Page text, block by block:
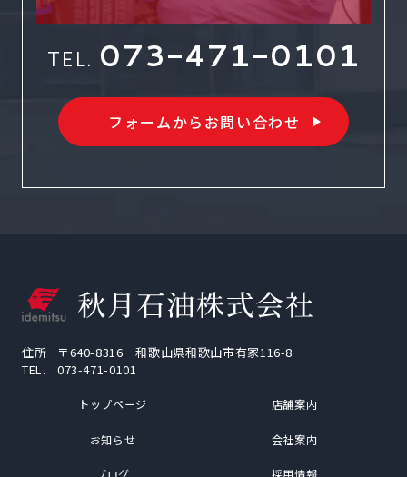
TEL. 073-471-0101
フォームからお問い合わせ
住所
〒640-8316 和歌山県和歌山市有家116-8
TEL.
073-471-0101
トップページ 店舗案内
お知らせ 会社案内